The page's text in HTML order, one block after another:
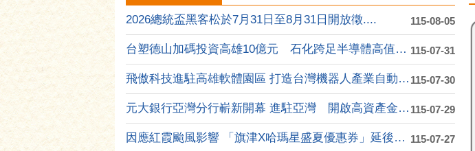
115-08-05
2026總統盃黑客松於7月31日至8月31日開放徵....
115-07-31
台塑德山加碼投資高雄10億元 石化跨足半導體高值化....
115-07-30
飛傲科技進駐高雄軟體園區 打造台灣機器人產業自動化....
115-07-29
元大銀行亞灣分行嶄新開幕 進駐亞灣 開啟高資產金融....
115-07-27
因應紅霞颱風影響 「旗津X哈瑪星盛夏優惠券」延後至....